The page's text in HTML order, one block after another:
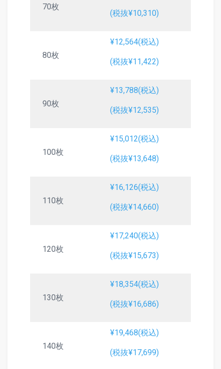
70枚
(税抜¥10,310)
80枚
¥12,564(税込)
(税抜¥11,422)
90枚
¥13,788(税込)
(税抜¥12,535)
100枚
¥15,012(税込)
(税抜¥13,648)
110枚
¥16,126(税込)
(税抜¥14,660)
120枚
¥17,240(税込)
(税抜¥15,673)
130枚
¥18,354(税込)
(税抜¥16,686)
140枚
¥19,468(税込)
(税抜¥17,699)